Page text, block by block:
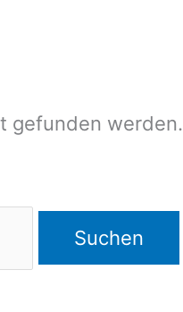
gefunden werden.